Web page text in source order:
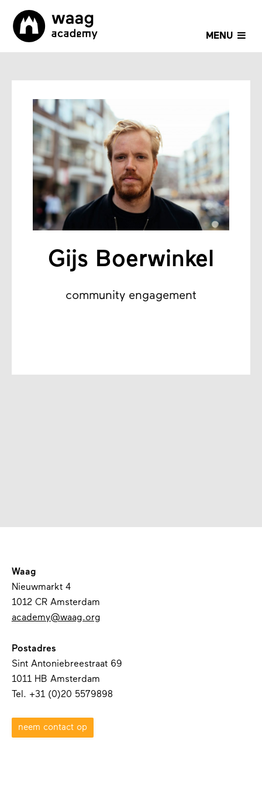
MENU
Gijs Boerwinkel
community engagement
Waag
Nieuwmarkt 4
1012 CR Amsterdam
academy@waag.org
Postadres
Sint Antoniebreestraat 69
1011 HB Amsterdam
Tel. +31 (0)20 5579898
neem contact op